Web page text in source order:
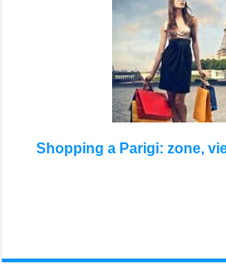
Shopping a Parigi: zone,